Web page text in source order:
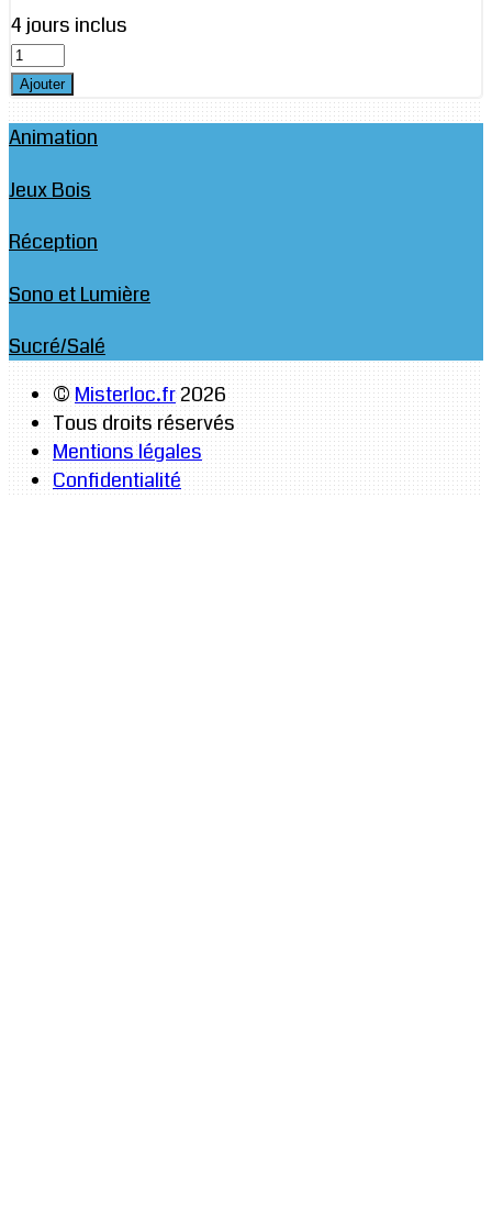
4 jours inclus
Animation
Jeux Bois
Réception
Sono et Lumière
Sucré/Salé
©Misterloc.fr2026
Tous droits réservés
Mentions légales
Confidentialité